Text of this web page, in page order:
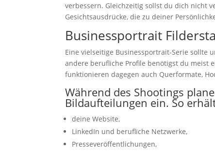
verbessern. Gleichzeitig sollst du dich nicht
Gesichtsausdrücke, die zu deiner
Businessportrait
Eine vielseitige Businessportrait-Serie sollte
andere berufliche Profile benötigst du meist
funktionieren dagegen auch Querformate,
Während des Shootings
Bildaufteilungen ein. So
deine Website,
LinkedIn und berufliche Netzwerke,
Presseveröffentlichungen,